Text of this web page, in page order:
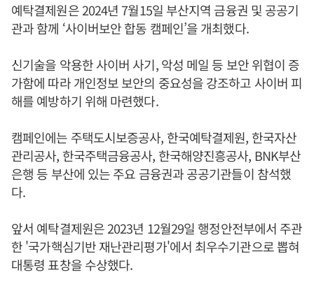
예탁결제원은 2024년 7월15일 부산지역 금융권 및 공공기
관과 함께 ‘사이버보안 합동 캠페인’을 개최했다.
신기술을 악용한 사이버 사기, 악성 메일 등 보안 위협이 증
가함에 따라 개인정보 보안의 중요성을 강조하고 사이버 피
해를 예방하기 위해 마련했다.
캠페인에는 주택도시보증공사, 한국예탁결제원, 한국자산
관리공사, 한국주택금융공사, 한국해양진흥공사, BNK부산
은행 등 부산에 있는 주요 금융권과 공공기관들이 참석했
다.
앞서 예탁결제원은 2023년 12월29일 행정안전부에서 주관
한 '국가핵심기반 재난관리평가'에서 최우수기관으로 뽑혀
대통령 표창을 수상했다.